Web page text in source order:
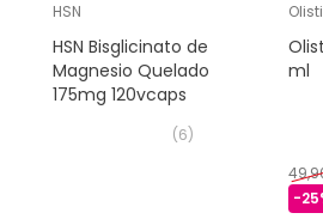
HSN
HSN Bisglicinato de
Magnesio Quelado
175mg 120vcaps
(6)
ml
-25